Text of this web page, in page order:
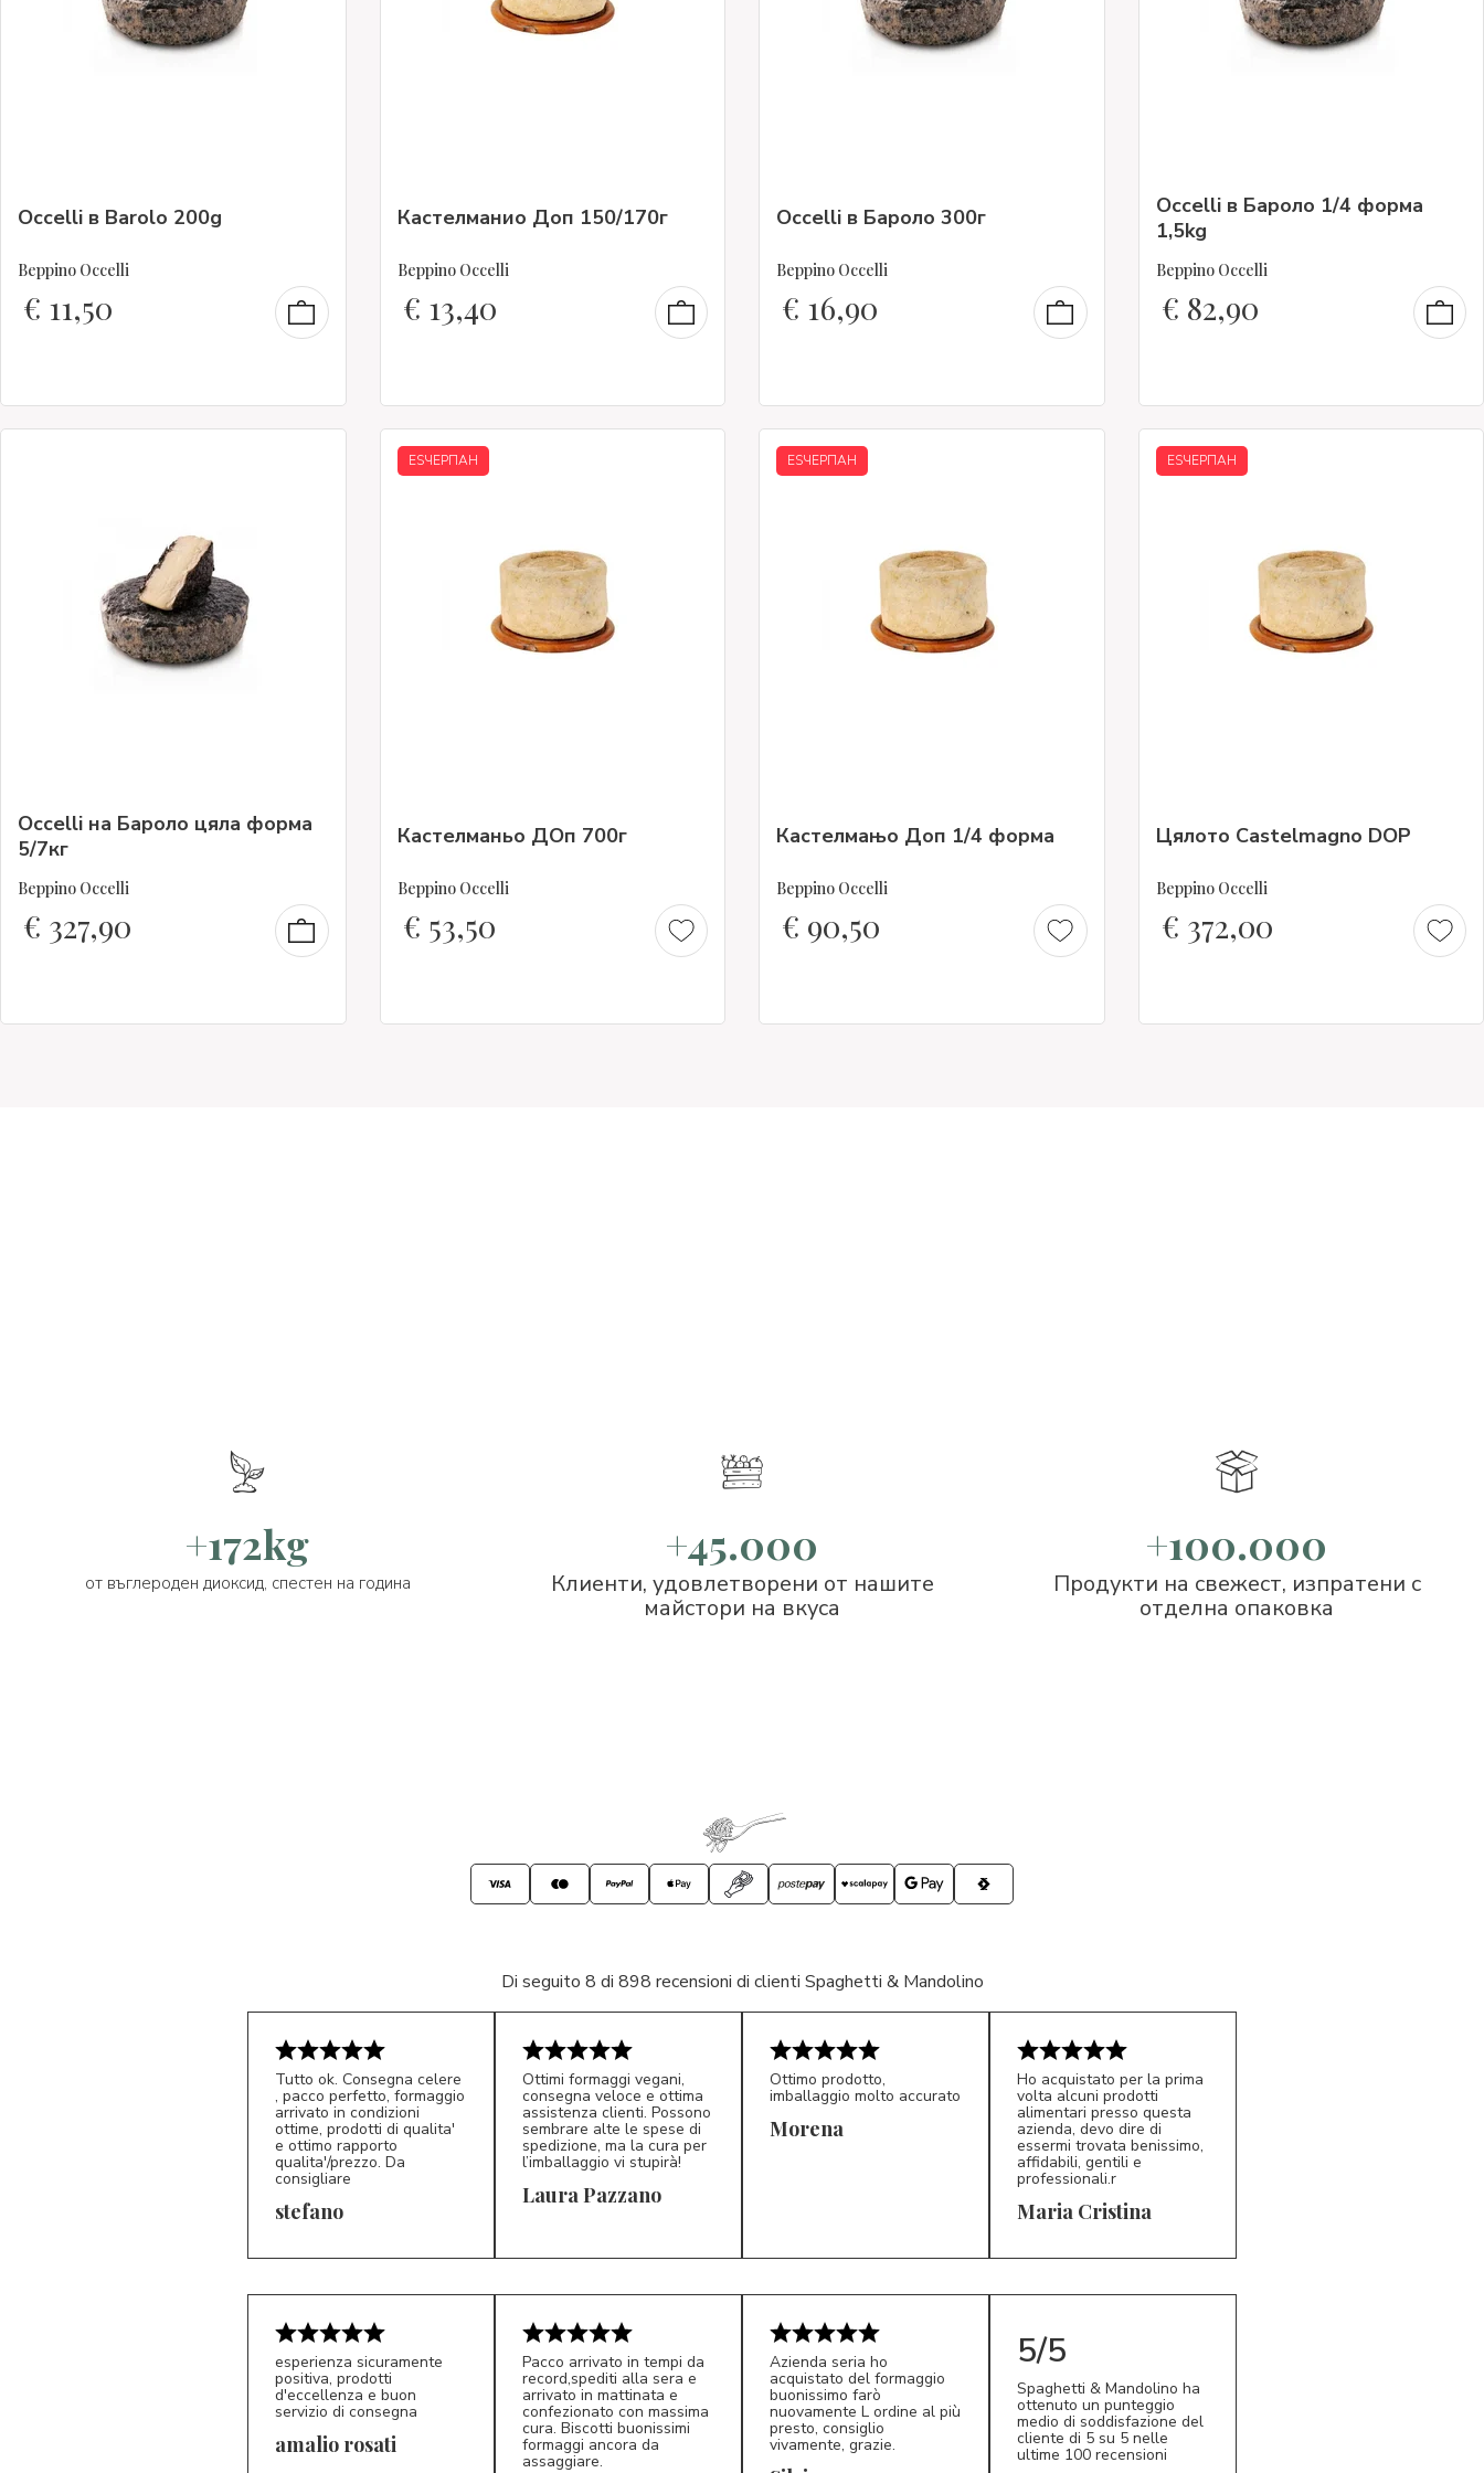
Occelli в Barolo 200g
Beppino Occelli
€ 11,50
Кастелманио Доп 150/170г
Beppino Occelli
€ 13,40
Occelli в Бароло 300г
Beppino Occelli
€ 16,90
Occelli в Бароло 1/4 форма
1,5kg
Beppino Occelli
€ 82,90
Occelli на Бароло цяла форма
5/7кг
Beppino Occelli
€ 327,90
ESЧЕРПАН
Кастелманьо ДОп 700г
Beppino Occelli
€ 53,50
ESЧЕРПАН
Кастелмањо Доп 1/4 форма
Beppino Occelli
€ 90,50
ESЧЕРПАН
Цялото Castelmagno DOP
Beppino Occelli
€ 372,00
+172kg
от въглероден диоксид, спестен на година
+45.000
Клиенти, удовлетворени от нашите
майстори на вкуса
+100.000
Продукти на свежест, изпратени с
отделна опаковка
Di seguito 8 di 898 recensioni di clienti Spaghetti & Mandolino
S*
Tutto ok. Consegna celere
, pacco perfetto, formaggio
arrivato in condizioni
ottime, prodotti di qualita'
e ottimo rapporto
qualita'/prezzo. Da
consigliare
stefano LP 5/5
Ottimi formaggi vegani,
consegna veloce e ottima
assistenza clienti. Possono
sembrare alte le spese di
spedizione, ma la cura per
l’imballaggio vi stupirà!
Laura Pazzano
Ottimo prodotto,
imballaggio molto accurato
Morena
MC 5/5
Ho acquistato per la prima
volta alcuni prodotti
alimentari presso questa
azienda, devo dire di
essermi trovata benissimo,
affidabili, gentili e
professionali.r
Maria Cristina
esperienza sicuramente
positiva, prodotti
d'eccellenza e buon
servizio di consegna
amalio rosati
Pacco arrivato in tempi da
record,spediti alla sera e
arrivato in mattinata e
confezionato con massima
cura. Biscotti buonissimi
formaggi ancora da
assaggiare.
Azienda seria ho
acquistato del formaggio
buonissimo farò
nuovamente L ordine al più
presto, consiglio
vivamente, grazie.
5/5
Spaghetti & Mandolino ha
ottenuto un punteggio
medio di soddisfazione del
cliente di 5 su 5 nelle
ultime 100 recensioni